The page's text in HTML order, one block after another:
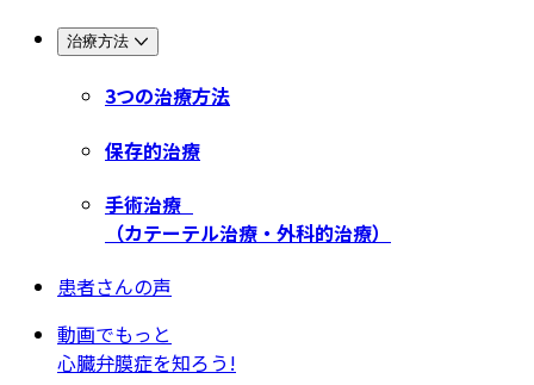
治療方法
3つの治療方法
保存的治療
手術治療
（カテーテル治療・外科的治療）
患者さんの声
動画でもっと
心臓弁膜症を知ろう!